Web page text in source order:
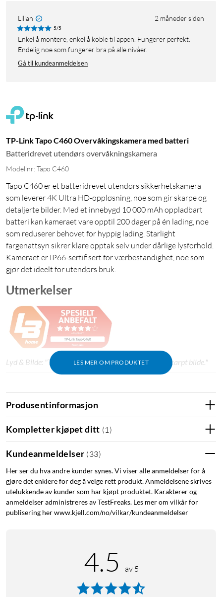
Lilian 2 måneder siden
5/5
Enkel å montere, enkel å koble til appen. Fungerer perfekt.
Endelig noe som fungerer bra på alle nivåer.
Gå til kundeanmeldelsen
TP-Link Tapo C460 Overvåkingskamera med batteri
Batteridrevet utendørs overvåkningskamera
Modellnr: Tapo C460
Tapo C460 er et batteridrevet utendørs sikkerhetskamera
som leverer 4K Ultra HD-oppløsning, noe som gir skarpe og
detaljerte bilder. Med et innebygd 10 000 mAh oppladbart
batteri kan kameraet vare opptil 200 dager på én lading, noe
som reduserer behovet for hyppig lading. Starlight
fargenattsyn sikrer klare opptak selv under dårlige lysforhold.
Kameraet er IP66-sertifisert for værbestandighet, noe som
gjør det ideelt for utendørs bruk.
LES MER OM PRODUKTET
Utmerkelser
Lyd & Bilde: "Tapo C460 har bra funksjoner og knivskarpt bilde."
Funksjoner
4K Ultra HD-oppløsning for skarpe og detaljerte bilder
Langvarig 10 000 mAh batteri gir opptil 200 dagers
brukstid
Nattsyn i farger for klare bilder selv i svakt lys
IP66 værbestandig design for pålitelig utendørs bruk
Høyoppløst 4K-overvåking
opptak både dag og natt.
Langvarig batterilevetid
Produsentinformasjon
Kompletter kjøpet ditt (1 )
Kundeanmeldelser (33)
Her ser du hva andre kunder synes. Vi viser alle anmeldelser for å
gjøre det enklere for deg å velge rett produkt. Anmeldelsene skrives
utelukkende av kunder som har kjøpt produktet. Karakterer og
anmeldelser administreres av TestFreaks. Les mer om vilkår for
publisering her www.kjell.com/no/vilkar/kundeanmeldelser
4.5 av 5